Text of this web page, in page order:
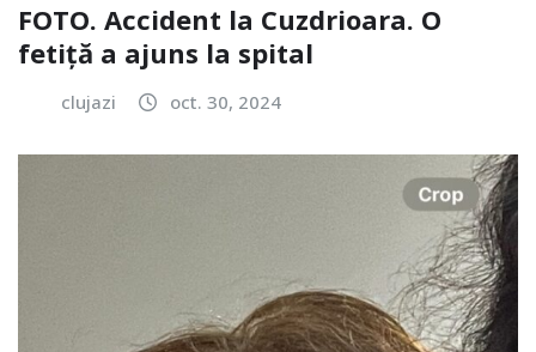
FOTO. Accident la Cuzdrioara. O
fetiță a ajuns la spital
clujazi oct. 30, 2024